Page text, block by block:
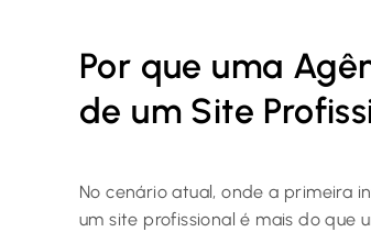
Por que uma
de um Site
No cenário atual, onde a primeira
um site profissional é mais do que